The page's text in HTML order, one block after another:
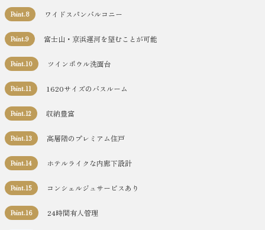
Point.8 ワイドスパンバルコニー
Point.9 富士山・京浜運河を望むことが可能
Point.10 ツインボウル洗面台
Point.11 1620サイズのバスルーム
Point.12 収納豊富
Point.13 高層階のプレミアム住戸
Point.14 ホテルライクな内廊下設計
Point.15 コンシェルジュサービスあり
Point.16 24時間有人管理